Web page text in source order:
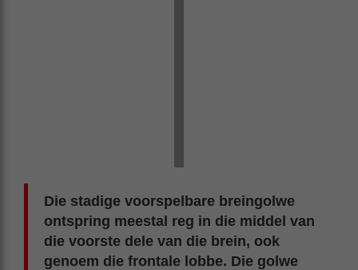
Die stadige voorspelbare breingolwe
ontspring meestal reg in die middel van
die voorste dele van die brein, ook
genoem die frontale lobbe. Die golwe